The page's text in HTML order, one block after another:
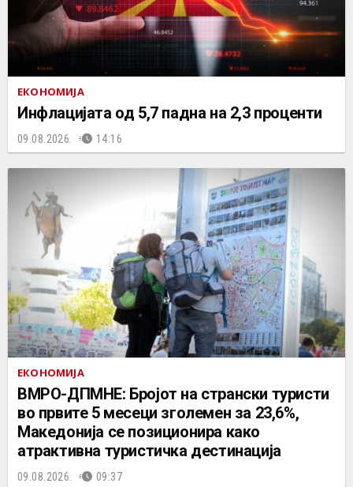
ЕКОНОМИЈА
Инфлацијата од 5,7 падна на 2,3 проценти
09.08.2026. 14:16
ЕКОНОМИЈА
ВМРО-ДПМНЕ: Бројот на странски туристи
во првите 5 месеци зголемен за 23,6%,
Македонија се позиционира како
атрактивна туристичка дестинација
09.08.2026. 09:37